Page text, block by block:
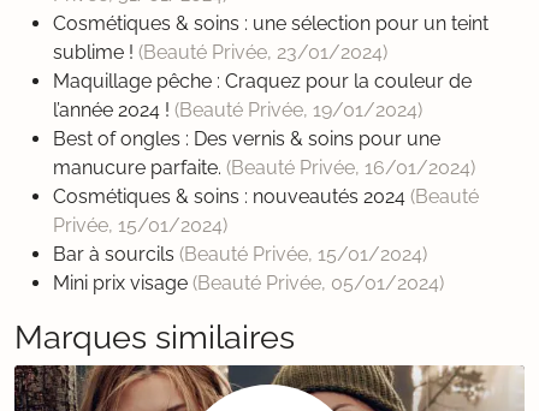
Cosmétiques & soins : une sélection pour un teint
sublime ! (Beauté Privée, 23/01/2024)
Maquillage pêche : Craquez pour la couleur de
l’année 2024 ! (Beauté Privée, 19/01/2024)
Best of ongles : Des vernis & soins pour une
manucure parfaite. (Beauté Privée, 16/01/2024)
Cosmétiques & soins : nouveautés 2024 (Beauté
Privée, 15/01/2024)
Bar à sourcils (Beauté Privée, 15/01/2024)
Mini prix visage (Beauté Privée, 05/01/2024)
Marques similaires